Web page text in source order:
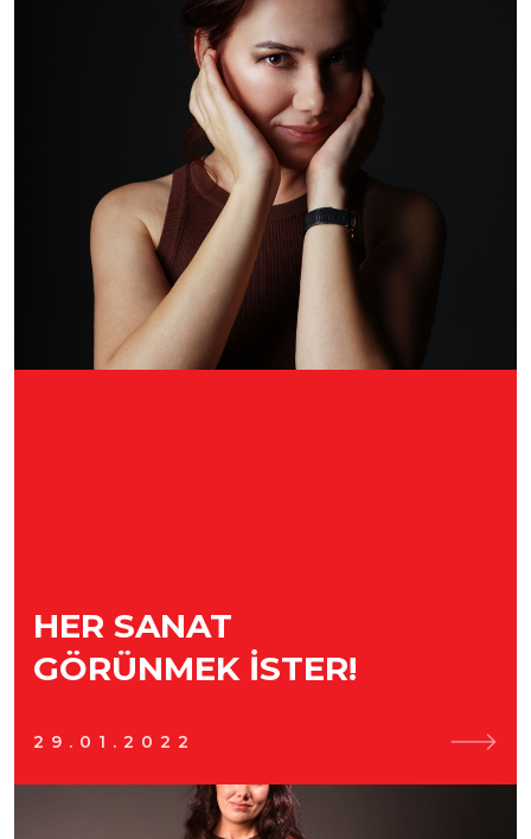
HER SANAT
GÖRÜNMEK İSTER!
29.01.2022